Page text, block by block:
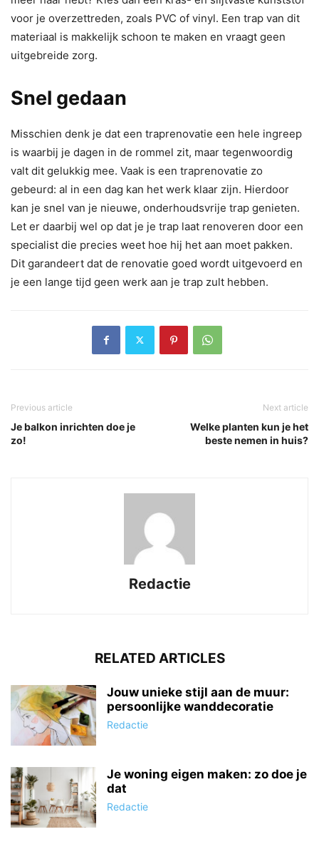
voor je overzettreden, zoals PVC of vinyl. Een trap van dit
materiaal is makkelijk schoon te maken en vraagt geen
uitgebreide zorg.
Snel gedaan
Misschien denk je dat een traprenovatie een hele ingreep
is waarbij je dagen in de rommel zit, maar tegenwoordig
valt dit gelukkig mee. Vaak is een traprenovatie zo
gebeurd: al in een dag kan het werk klaar zijn. Hierdoor
kan je snel van je nieuwe, onderhoudsvrije trap genieten.
Let er daarbij wel op dat je je trap laat renoveren door een
specialist die precies weet hoe hij het aan moet pakken.
Dit garandeert dat de renovatie goed wordt uitgevoerd en
je een lange tijd geen werk aan je trap zult hebben.
Previous article
Je balkon inrichten doe je
zo!
Next article
Welke planten kun je het
beste nemen in huis?
Redactie
RELATED ARTICLES
Jouw unieke stijl aan de muur:
persoonlijke wanddecoratie
Redactie
Je woning eigen maken: zo doe je
dat
Redactie